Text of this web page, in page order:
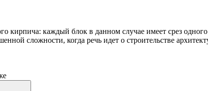
кирпича: каждый блок в данном случае имеет срез
сложности, когда речь идет о строительстве